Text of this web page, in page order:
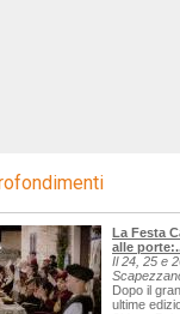
La Festa
alle
Il 24, 25 e
Dopo il
ultime